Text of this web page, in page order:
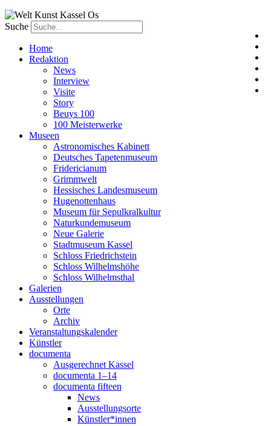
Suche
Home
Redaktion
News
Interview
Visite
Story
Beuys 100
100 Meisterwerke
Museen
Astronomisches Kabinett
Deutsches Tapetenmuseum
Fridericianum
Grimmwelt
Hessisches Landesmuseum
Hugenottenhaus
Museum für Sepulkralkultur
Naturkundemuseum
Neue Galerie
Stadtmuseum Kassel
Schloss Friedrichstein
Schloss Wilhelmshöhe
Schloss Wilhelmsthal
Galerien
Ausstellungen
Orte
Archiv
Veranstaltungskalender
Künstler
documenta
Ausgerechnet Kassel
documenta 1–14
documenta fifteen
News
Ausstellungsorte
Künstler*innen